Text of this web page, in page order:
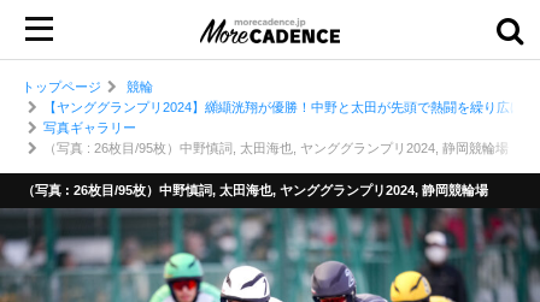
トップページ
競輪
【ヤンググランプリ2024】纐纈洸翔が優勝！中野と太田が先頭で熱闘を繰り広げる
写真ギャラリー
（写真 : 26枚目/95枚）中野慎詞, 太田海也, ヤンググランプリ2024, 静岡競輪場
（写真 : 26枚目/95枚）中野慎詞, 太田海也, ヤンググランプリ2024, 静岡競輪場